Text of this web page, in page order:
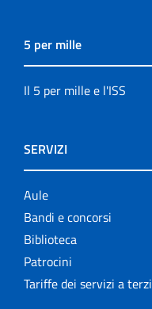
5 per mille
Il 5 per mille e l'ISS
SERVIZI
Aule
Bandi e concorsi
Biblioteca
Patrocini
Tariffe dei servizi a terzi